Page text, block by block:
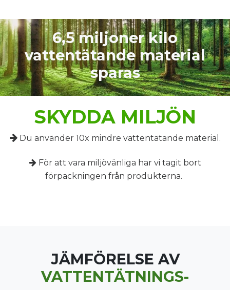
6,5 miljoner kilo
vattentätande material
sparas
SKYDDA MILJÖN
Du använder 10x mindre vattentätande material.
För att vara miljövänliga har vi tagit bort
förpackningen från produkterna.
JÄMFÖRELSE AV
VATTENTÄTNINGS-